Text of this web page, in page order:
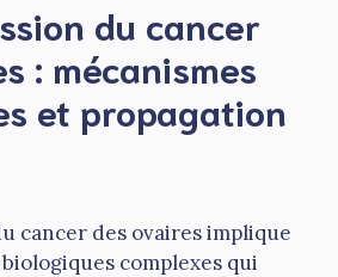
du cancer
: mécanismes
et propagation
cancer des ovaires implique
complexes qui